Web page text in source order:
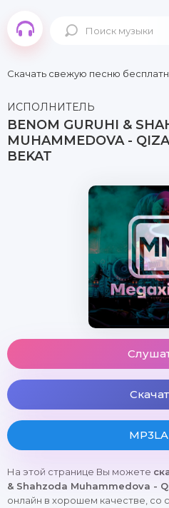
Скачать свежую песню
ИСПОЛНИТЕЛЬ
BENOM GURUHI &
MUHAMMEDOVA -
BEKAT
На этой странице Вы можете
& Shahzoda Muhammedova -
онлайн в хорошем качестве, со